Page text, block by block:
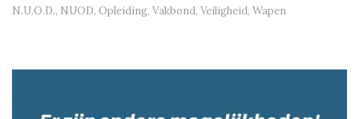
N.U.O.D., NUOD, Opleiding, Vakbond, Veiligheid, Wapen